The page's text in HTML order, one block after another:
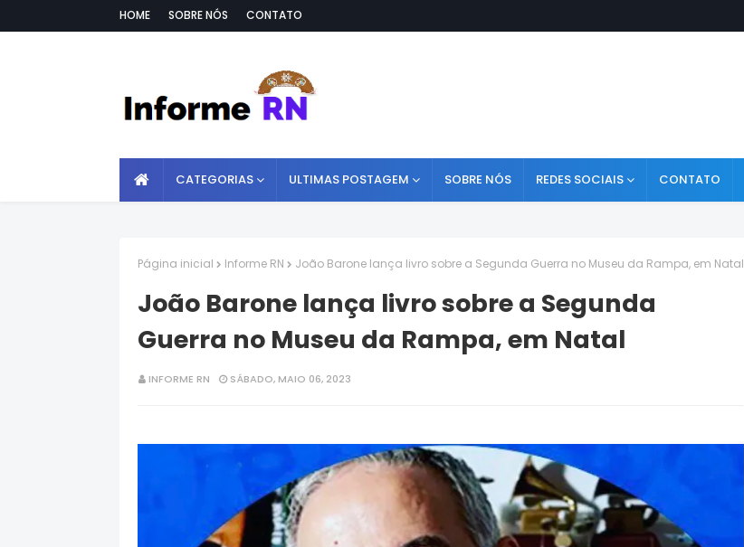
HOME SOBRE NÓS CONTATO
CATEGORIAS ULTIMAS POSTAGEM SOBRE NÓS REDES SOCIAIS CONTATO
Página inicial Informe RN João Barone lança livro sobre a Segunda Guerra no Museu da Rampa, em Natal
João Barone lança livro sobre a Segunda
Guerra no Museu da Rampa, em Natal
INFORME RN SÁBADO, MAIO 06, 2023